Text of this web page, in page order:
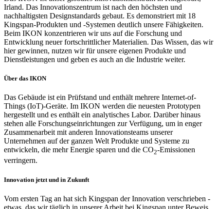
Irland. Das Innovationszentrum ist nach den höchsten und
nachhaltigsten Designstandards gebaut. Es demonstriert mit 18
Kingspan-Produkten und -Systemen deutlich unsere Fähigkeiten.
Beim IKON konzentrieren wir uns auf die Forschung und
Entwicklung neuer fortschrittlicher Materialien. Das Wissen, das wir
hier gewinnen, nutzen wir für unsere eigenen Produkte und
Dienstleistungen und geben es auch an die Industrie weiter.
Über das IKON
Das Gebäude ist ein Prüfstand und enthält mehrere Internet-of-
Things (IoT)-Geräte. Im IKON werden die neuesten Prototypen
hergestellt und es enthält ein analytisches Labor. Darüber hinaus
stehen alle Forschungseinrichtungen zur Verfügung, um in enger
Zusammenarbeit mit anderen Innovationsteams unserer
Unternehmen auf der ganzen Welt Produkte und Systeme zu
entwickeln, die mehr Energie sparen und die CO2-Emissionen
verringern.
Innovation jetzt und in Zukunft
Vom ersten Tag an hat sich Kingspan der Innovation verschrieben -
etwas, das wir täglich in unserer Arbeit bei Kingspan unter Beweis